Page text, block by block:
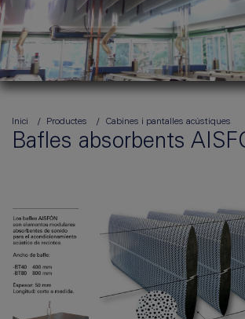
Inici Productes Cabines i pantalles acústiques
Bafles absorbents